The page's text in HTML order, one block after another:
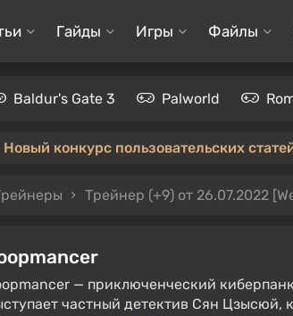
Гайды Игры Файлы
Baldur's Gate 3 Palworld
Новый конкурс пользовательских
Трейнер (+9) от 26.07.2022
— приключенческий
частный детектив Сян Цзысюй,